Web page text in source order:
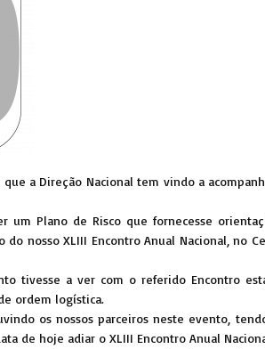
a Direção Nacional tem vindo a
um Plano de Risco que fornecesse
nosso XLIII Encontro Anual Nacional, no
tivesse a ver com o referido Encontro
ordem logística.
os nossos parceiros neste evento,
de hoje adiar o XLIII Encontro Anual